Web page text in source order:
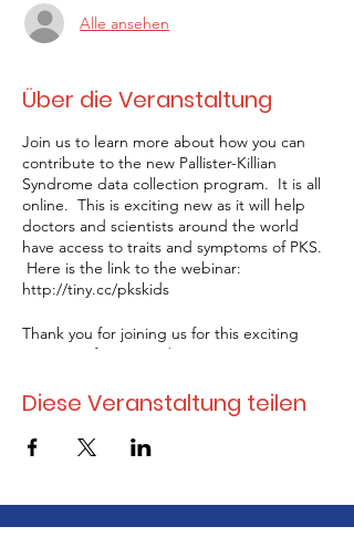
Alle ansehen
Über die Veranstaltung
Join us to learn more about how you can
contribute to the new Pallister-Killian
Syndrome data collection program. It is all
online. This is exciting new as it will help
doctors and scientists around the world
have access to traits and symptoms of PKS.
Here is the link to the webinar:
http://tiny.cc/pkskids
Thank you for joining us for this exciting
next step for PKS Kids!
Diese Veranstaltung teilen